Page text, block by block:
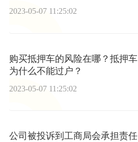
同吗？
2023-05-07 11:25:02
购买抵押车的风险在哪？抵押车
为什么不能过户？
2023-05-07 11:25:02
公司被投诉到工商局会承担责任